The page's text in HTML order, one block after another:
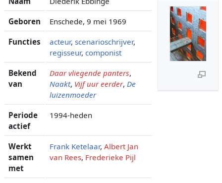
Geboren Enschede, 9 mei 1969
Functies acteur, scenarioschrijver,
regisseur, componist
Bekend
van
Daar vliegende panters,
Naakt, Vijf uur eerder, De
luizenmoeder
Periode
actief
1994-heden
Werkt
samen
met
Frank Ketelaar, Albert Jan
van Rees, Frederieke Pijl